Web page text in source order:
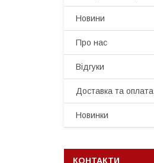
Новини
Про нас
Відгуки
Доставка та оплата
Новинки
КОНТАКТИ